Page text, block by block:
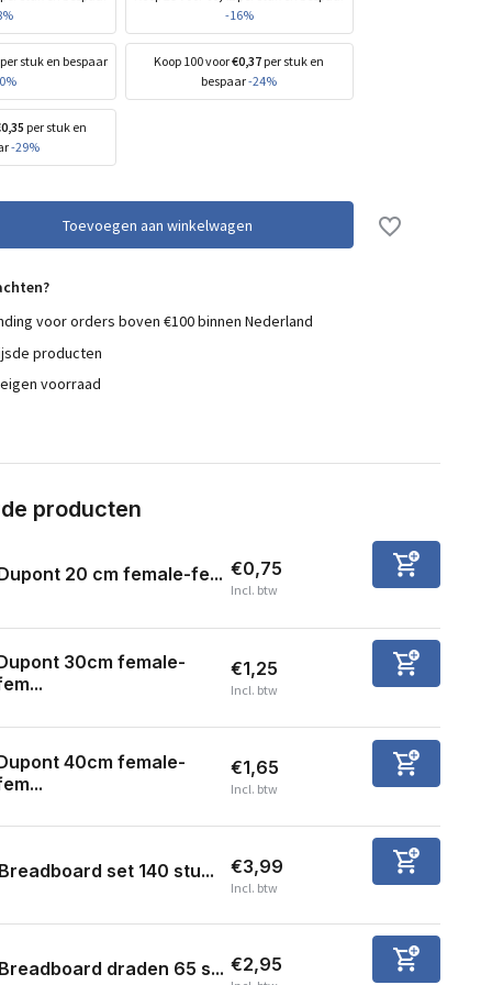
-16%
stuk en bespaar
Koop 100 voor€0,37 per stuk en
bespaar-24%
per stuk en
-29%
Toevoegen aan winkelwagen
voor orders boven €100 binnen Nederland
producten
voorraad
producten
20 cm female-fe... €0,75
Incl. btw
30cm female-
€1,25
Incl. btw
40cm female-
€1,65
Incl. btw
Breadboard set 140 stu... €3,99
Incl. btw
Breadboard draden 65 s... €2,95